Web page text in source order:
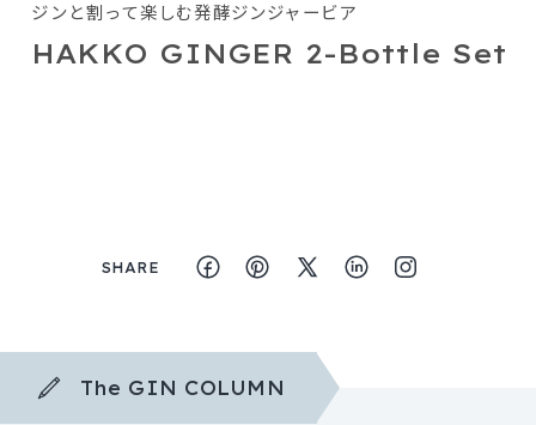
ジンと割って楽しむ発酵ジンジャービア
HAKKO GINGER 2-Bottle Set
SHARE
The GIN COLUMN